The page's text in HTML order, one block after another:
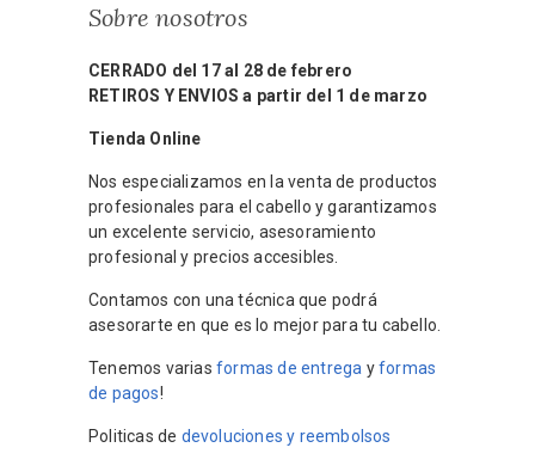
Sobre nosotros
CERRADO del 17 al 28 de febrero
RETIROS Y ENVIOS a partir del 1 de marzo
Tienda Online
Nos especializamos en la venta de productos
profesionales para el cabello y garantizamos
un excelente servicio, asesoramiento
profesional y precios accesibles.
Contamos con una técnica que podrá
asesorarte en que es lo mejor para tu cabello.
Tenemos varias formas de entrega yformas
de pagos!
Politicas de devoluciones y reembolsos